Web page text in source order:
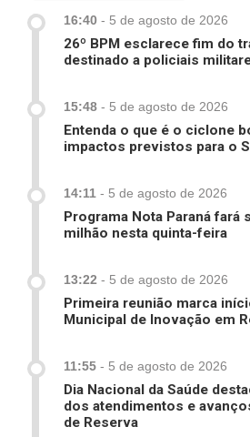
16:40 - 5 de agosto de 2026
26º BPM esclarece fim do
destinado a policiais
15:48 - 5 de agosto de 2026
Entenda o que é o ciclone
impactos previstos para o
14:11 - 5 de agosto de 2026
Programa Nota Paraná fará
milhão nesta quinta-feira
13:22 - 5 de agosto de 2026
Primeira reunião marca
Municipal de Inovação em
11:55 - 5 de agosto de 2026
Dia Nacional da Saúde
dos atendimentos e
de Reserva